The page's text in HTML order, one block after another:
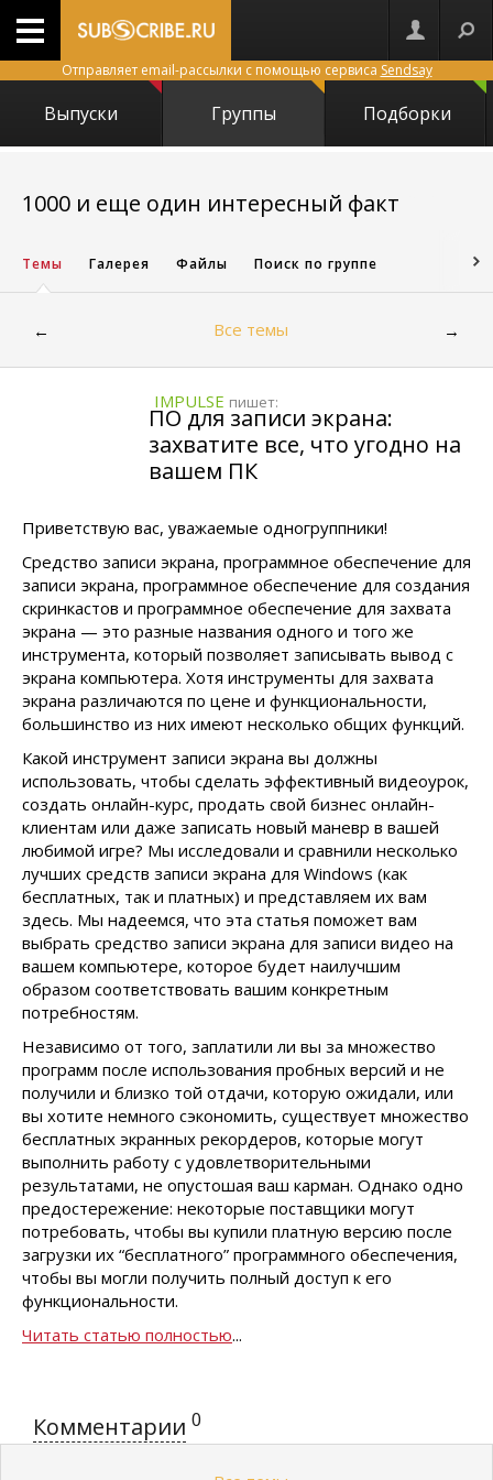
Отправляет email-рассылки с помощью сервиса Sendsay
Выпуски Группы Подборки
1000 и еще один интересный факт
Темы Галерея Файлы Поиск по группе
← Все темы →
IMPULSE пишет:
ПО для записи экрана:
захватите все, что угодно на
вашем ПК
Приветствую вас, уважаемые одногруппники!
Средство записи экрана, программное обеспечение для
записи экрана, программное обеспечение для создания
скринкастов и программное обеспечение для захвата
экрана — это разные названия одного и того же
инструмента, который позволяет записывать вывод с
экрана компьютера. Хотя инструменты для захвата
экрана различаются по цене и функциональности,
большинство из них имеют несколько общих функций.
Какой инструмент записи экрана вы должны
использовать, чтобы сделать эффективный видеоурок,
создать онлайн-курс, продать свой бизнес онлайн-
клиентам или даже записать новый маневр в вашей
любимой игре? Мы исследовали и сравнили несколько
лучших средств записи экрана для Windows (как
бесплатных, так и платных) и представляем их вам
здесь. Мы надеемся, что эта статья поможет вам
выбрать средство записи экрана для записи видео на
вашем компьютере, которое будет наилучшим
образом соответствовать вашим конкретным
потребностям.
Независимо от того, заплатили ли вы за множество
программ после использования пробных версий и не
получили и близко той отдачи, которую ожидали, или
вы хотите немного сэкономить, существует множество
бесплатных экранных рекордеров, которые могут
выполнить работу с удовлетворительными
результатами, не опустошая ваш карман. Однако одно
предостережение: некоторые поставщики могут
потребовать, чтобы вы купили платную версию после
загрузки их “бесплатного” программного обеспечения,
чтобы вы могли получить полный доступ к его
функциональности.
Читать статью полностью...
Комментарии 0